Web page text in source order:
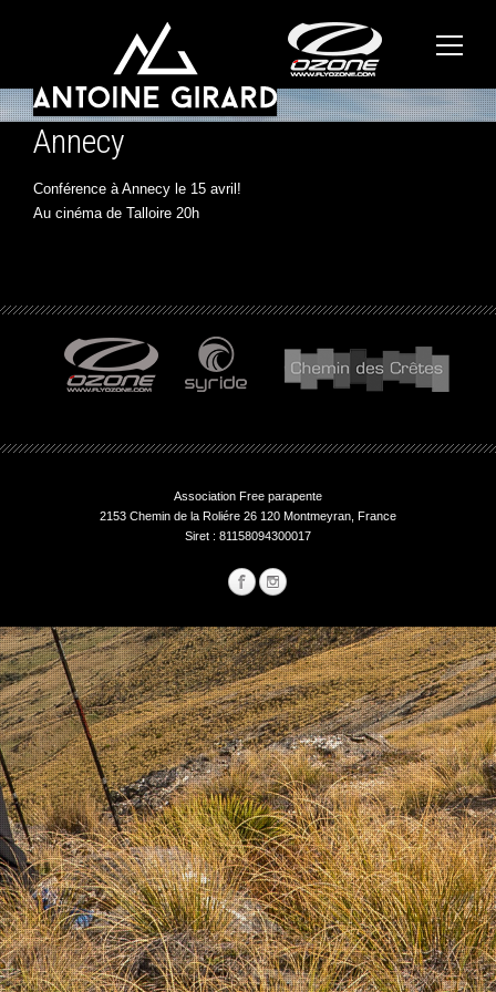
Annecy
Conférence à Annecy le 15 avril!
Au cinéma de Talloire 20h
Association Free parapente
2153 Chemin de la Roliére 26 120 Montmeyran, France
Siret : 81158094300017